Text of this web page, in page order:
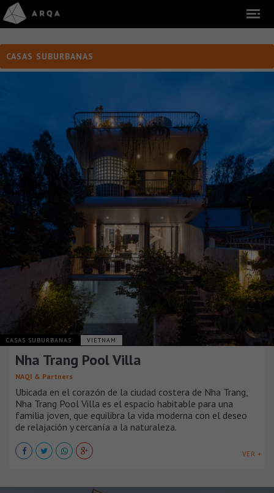
CASAS SUBURBANAS
CASAS SUBURBANAS VIETNAM
Nha Trang Pool Villa
NAQI & Partners
Ubicada en el corazón de la ciudad costera de Nha Trang,
Nha Trang Pool Villa es el espacio habitable para una
familia joven, que equilibra la vida moderna con el deseo
de relajación y cercanía a la naturaleza.
VER +